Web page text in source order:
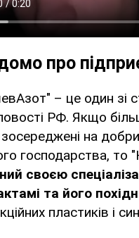
про
– це один зі
РФ. Якщо
зосереджені на
господарства, то
своєю
та його
пластиків і